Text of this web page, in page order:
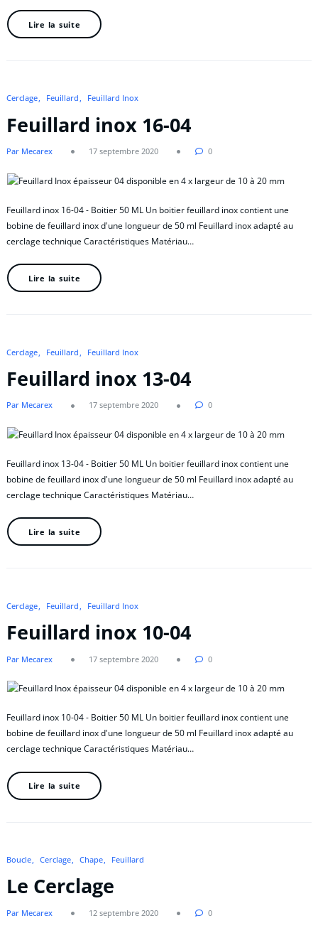
Lire la suite
Cerclage Feuillard Feuillard Inox
Feuillard inox 16-04
Par Mecarex 17 septembre 2020 0
Feuillard inox 16-04 - Boitier 50 ML Un boitier feuillard inox contient une
bobine de feuillard inox d'une longueur de 50 ml Feuillard inox adapté au
cerclage technique Caractéristiques Matériau…
Lire la suite
Cerclage Feuillard Feuillard Inox
Feuillard inox 13-04
Par Mecarex 17 septembre 2020 0
Feuillard inox 13-04 - Boitier 50 ML Un boitier feuillard inox contient une
bobine de feuillard inox d'une longueur de 50 ml Feuillard inox adapté au
cerclage technique Caractéristiques Matériau…
Lire la suite
Cerclage Feuillard Feuillard Inox
Feuillard inox 10-04
Par Mecarex 17 septembre 2020 0
Feuillard inox 10-04 - Boitier 50 ML Un boitier feuillard inox contient une
bobine de feuillard inox d'une longueur de 50 ml Feuillard inox adapté au
cerclage technique Caractéristiques Matériau…
Lire la suite
Boucle Cerclage Chape Feuillard
Le Cerclage
Par Mecarex 12 septembre 2020 0